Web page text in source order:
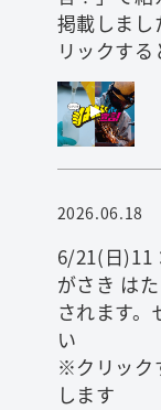
掲載しま
リックす
2026.06.18
6/21(日)11
がさき は
されます。
※クリック
します